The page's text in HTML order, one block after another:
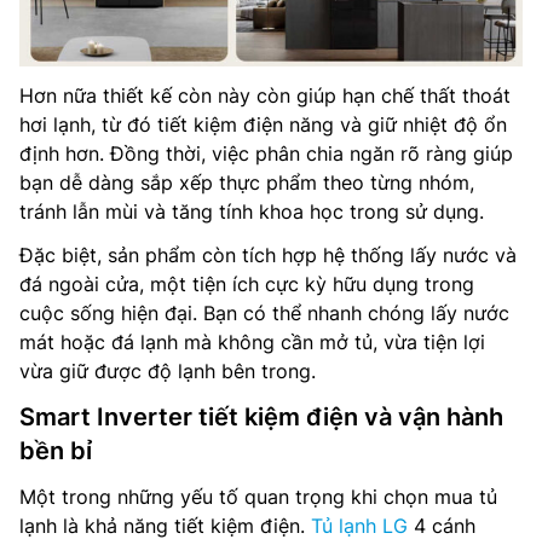
Hơn nữa thiết kế còn này còn giúp hạn chế thất thoát
hơi lạnh, từ đó tiết kiệm điện năng và giữ nhiệt độ ổn
định hơn. Đồng thời, việc phân chia ngăn rõ ràng giúp
bạn dễ dàng sắp xếp thực phẩm theo từng nhóm,
tránh lẫn mùi và tăng tính khoa học trong sử dụng.
Đặc biệt, sản phẩm còn tích hợp hệ thống lấy nước và
đá ngoài cửa, một tiện ích cực kỳ hữu dụng trong
cuộc sống hiện đại. Bạn có thể nhanh chóng lấy nước
mát hoặc đá lạnh mà không cần mở tủ, vừa tiện lợi
vừa giữ được độ lạnh bên trong.
Smart Inverter tiết kiệm điện và vận hành
bền bỉ
Một trong những yếu tố quan trọng khi chọn mua tủ
lạnh là khả năng tiết kiệm điện. Tủ lạnh LG 4 cánh